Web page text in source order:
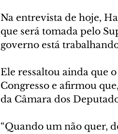
Na entrevista de hoje,
que será tomada pelo
governo está
Ele ressaltou ainda que
Congresso e afirmou
da Câmara dos
“Quando um não quer,